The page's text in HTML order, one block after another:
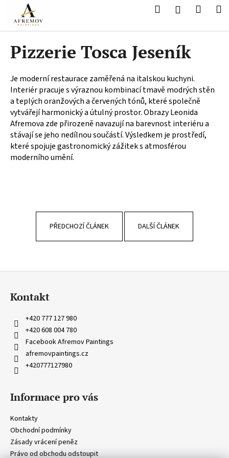
obsah
HledatPřihlášení
košík
Pizzerie Tosca Jeseník
Je moderní restaurace zaměřená na italskou kuchyni.
Interiér pracuje s výraznou kombinací tmavě modrých stěn
a teplých oranžových a červených tónů, které společně
vytvářejí harmonický a útulný prostor. Obrazy Leonida
Afremova zde přirozeně navazují na barevnost interiéru a
stávají se jeho nedílnou součástí. Výsledkem je prostředí,
které spojuje gastronomický zážitek s atmosférou
moderního umění.
PŘEDCHOZÍ ČLÁNEK DALŠÍ ČLÁNEK
š
Zpět
Zpět
C
p
o
t
ř
e
b
u
í
?
HLEDAT
D
o
p
o
r
u
Kontakt
+420 777 127 980
+420 608 004 780
Facebook Afremov Paintings
afremovpaintings.cz
+420777127980
Informace pro vás
Kontakty
Obchodní podmínky
Zásady vrácení peněz
Právo od obchodu odstoupit